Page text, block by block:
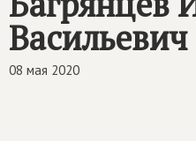
Васильевич
08 мая 2020